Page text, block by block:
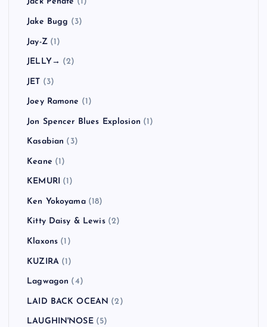
Jake Bugg (3)
Jay-Z(1)
JELLY→ (2)
JET (3)
Joey Ramone (1)
Jon Spencer Blues Explosion (1)
Kasabian (3)
Keane (1)
KEMURI (1)
Ken Yokoyama(18)
Kitty Daisy & Lewis(2)
Klaxons (1)
KUZIRA(1)
Lagwagon (4)
LAID BACK OCEAN (2)
LAUGHIN'NOSE(5)